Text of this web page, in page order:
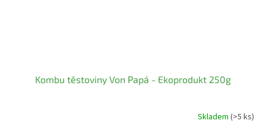
Kombu těstoviny Von Papá - Ekoprodukt 250g
Skladem (>5 ks)